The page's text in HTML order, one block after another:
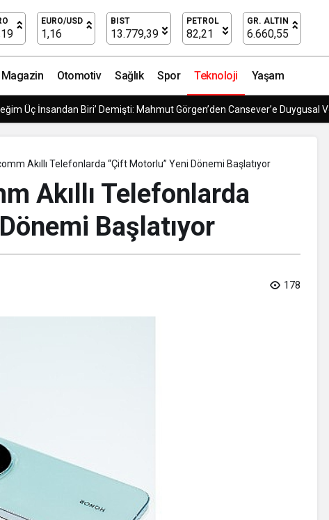
EURO/USD
1,16
BIST
13.779,39
PETROL
82,21
GR. ALTIN
6.660,55
Magazin Otomotiv Sağlık Spor Teknoloji Yaşam
Modern Lojistik Çözümleri
Akıllı Telefonlarda “Çift Motorlu” Yeni Dönemi Başlatıyor
Akıllı Telefonlarda
Başlatıyor
178
Erişime Açıyor!